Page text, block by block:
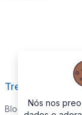
Trending
Blog
Nós nos